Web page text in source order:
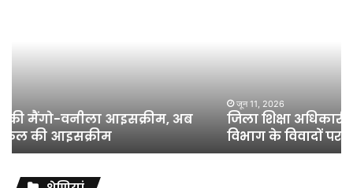
विभाग
के
विवादों
जिला शिक्षा अधिकारी का तबादला हुआ, लेकिन शिक्षा
विभाग के विवादों पर संघर्ष जारी रहेगा : अंकित गौरहा